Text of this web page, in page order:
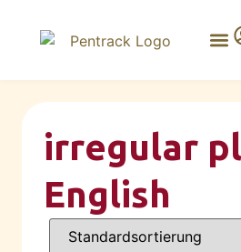
irregular
English